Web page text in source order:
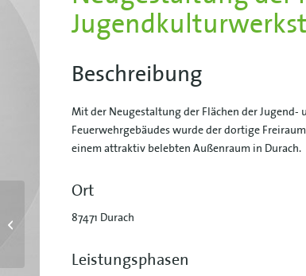
Beschreibung
Mit der Neugestaltung der Flächen der
Feuerwehrgebäudes wurde der dortige
einem attraktiv belebten Außenraum in Durach.
Ort
87471 Durach
Leistungsphasen
Freianlagen und
Atriumgärten des
Hospizes, Kempten